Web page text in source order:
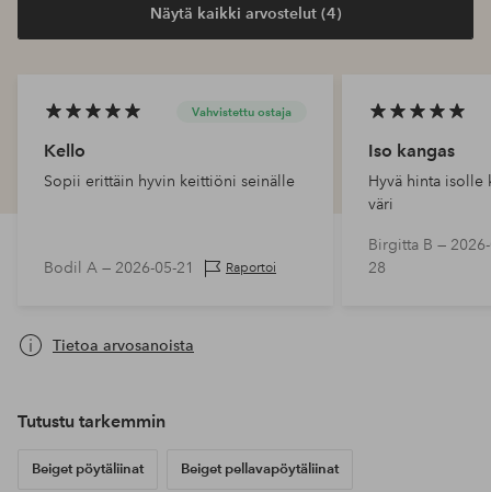
Näytä kaikki arvostelut (4)
Vahvistettu ostaja
Kello
Sopii erittäin hyvin keittiöni seinälle
Bodil A — 2026-05-21 Raportoi
Iso kangas
Hyvä hinta isolle
väri
Birgitta B —
28
Tietoa arvosanoista
Tutustu tarkemmin
Beiget pöytäliinat Beiget pellavapöytäliinat